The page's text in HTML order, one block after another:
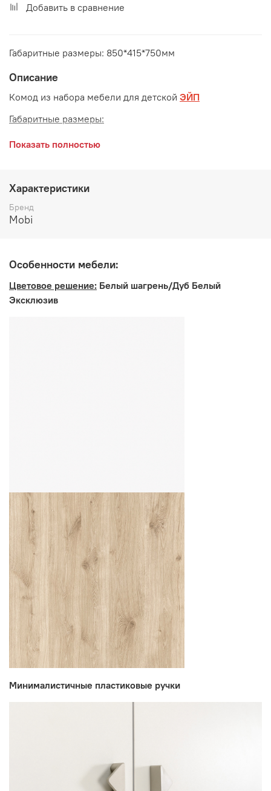
Добавить в сравнение
Габаритные размеры: 850*415*750мм
Описание
Комод из набора мебели для детской ЭЙП
Габаритные размеры:
длина 850 мм
высота 750 мм
Производитель:
Мебельная фабрика MOBI
Показать полностью
Характеристики
Бренд
Mobi
Особенности мебели:
Цветовое решение: Белый шагрень/Дуб Белый
Эксклюзив
Минималистичные пластиковые ручки